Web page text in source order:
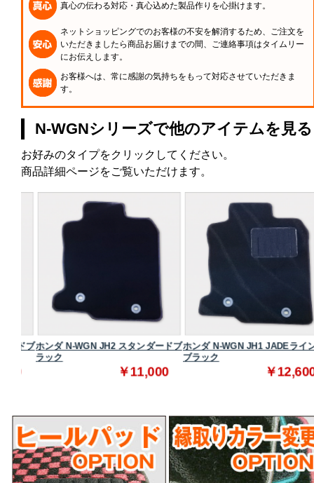
真心の伝わる対応・真心込めた製品作りを心掛けます。
ネットショッピングでのお客様の不安を解消するため、ご注文を
いただきましたら商品お届けまでの間、ご連絡事項はタイムリー
にお伝えします。
お客様へは、常に感謝の気持ちをもって対応させていただきま
す。
N-WGNシリーズで他のアイテムを見る
お好みのタイプをクリックしてください。
商品詳細ページをご覧いただけます。
ホンダ N-WGN JH2 スタンダードブ
ラック
￥11,000
ホンダ N-WGN JH1 JADEライン・
ブラック
￥12,600